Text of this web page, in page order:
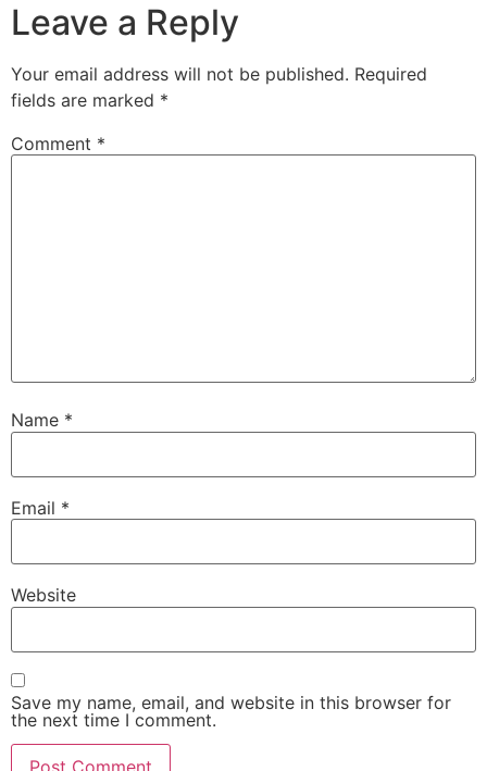
Leave a Reply
Your email address will not be published. Required
fields are marked *
Comment *
Name *
Email *
Website
Save my name, email, and website in this browser for
the next time I comment.